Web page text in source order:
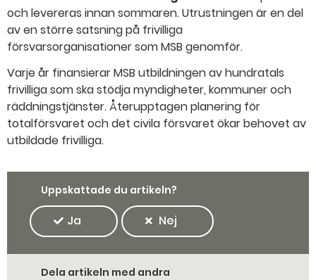
och levereras innan sommaren. Utrustningen är en del
av en större satsning på frivilliga
försvarsorganisationer som MSB genomför.
Varje år finansierar MSB utbildningen av hundratals
frivilliga som ska stödja myndigheter, kommuner och
räddningstjänster. Återupptagen planering för
totalförsvaret och det civila försvaret ökar behovet av
utbildade frivilliga.
Uppskattade du artikeln?
Ja Nej
Dela artikeln med andra